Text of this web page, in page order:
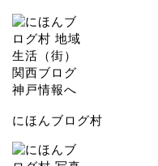
にほんブログ村